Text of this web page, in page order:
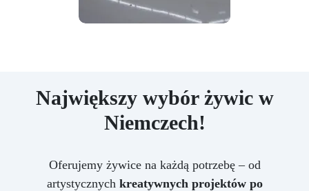
Największy wybór żywic w
Niemczech!
Oferujemy żywice na każdą potrzebę – od
artystycznych kreatywnych projektów po